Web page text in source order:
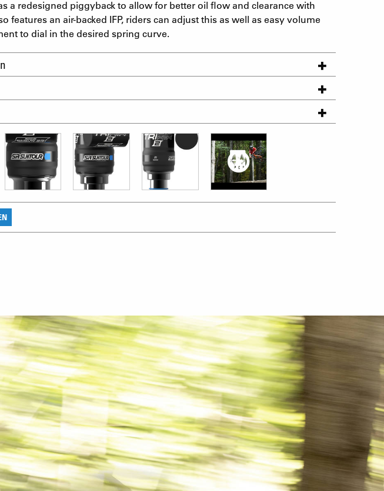
a redesigned piggyback to allow for better oil flow and clearance with
features an air-backed IFP, riders can adjust this as well as easy volume
to dial in the desired spring curve.